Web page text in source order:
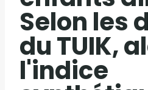
Selon les
du TUIK,
l'indice